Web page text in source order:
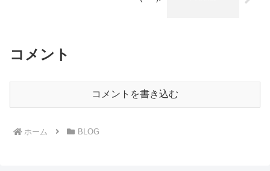
コメント
コメントを書き込む
ホーム BLOG